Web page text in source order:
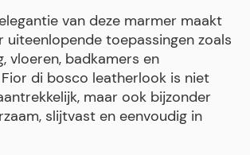
van deze marmer maakt
uiteenlopende toepassingen zoals
vloeren, badkamers en
Fior di bosco leatherlook is niet
maar ook bijzonder
slijtvast en eenvoudig in